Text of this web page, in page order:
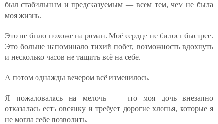
был стабильным и предсказуемым — всем тем, чем не была
моя жизнь.
Это не было похоже на роман. Моё сердце не билось быстрее.
Это больше напоминало тихий побег, возможность вдохнуть
и несколько часов не тащить всё на себе.
А потом однажды вечером всё изменилось.
Я пожаловалась на мелочь — что моя дочь внезапно
отказалась есть овсянку и требует дорогие хлопья, которые я
не могла себе позволить.